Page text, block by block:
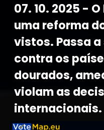
07. 10. 2025 -
uma reforma
vistos. Passa
contra os
dourados,
violam as
internacionais.